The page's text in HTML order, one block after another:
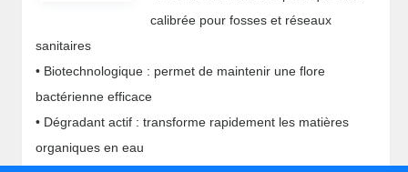
calibrée pour fosses et réseaux
sanitaires
• Biotechnologique : permet de maintenir une flore
bactérienne efficace
• Dégradant actif : transforme rapidement les matières
organiques en eau